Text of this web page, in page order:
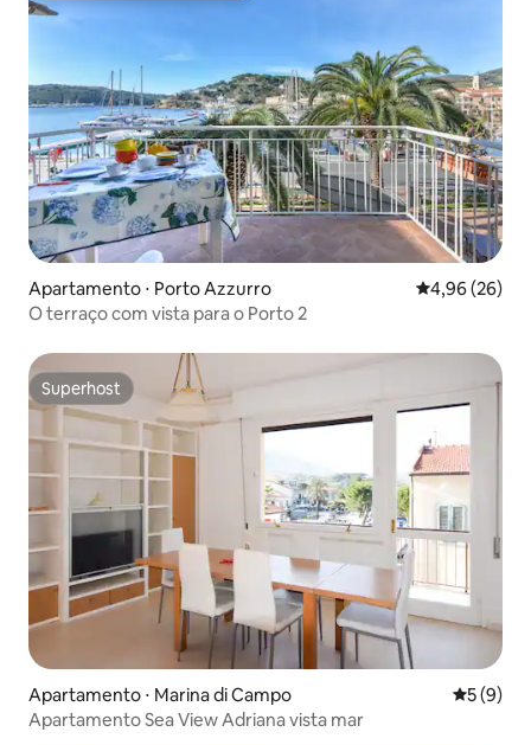
Apartamento ⋅ Porto Azzurro 4,96 de uma
4,96 (26)
O terraço com vista para o Porto 2
Superhost
Superhost
Apartamento ⋅ Marina di Campo 5 de
5 (9)
Apartamento Sea View Adriana vista mar